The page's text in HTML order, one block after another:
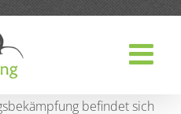
befindet sich